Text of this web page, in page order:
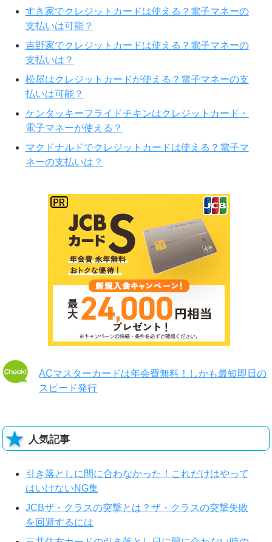
すき家でクレジットカードは使える？電子マネーの
支払いは可能？
吉野家でクレジットカードは使える？電子マネーの
支払いは？
松屋はクレジットカードが使える？電子マネーの支
払いは可能？
ケンタッキーフライドチキンはクレジットカード・
電子マネーが使える？
マクドナルドでクレジットカードは使える？電子マ
ネーの支払いは？
ACマスターカードは年会費無料！しかも最短即日の
スピード発行
人気記事
引き落としに間に合わなかった！これだけはやって
はいけないNG集
JCBザ・クラスの突撃とは？ザ・クラスの突撃失敗
を回避するには